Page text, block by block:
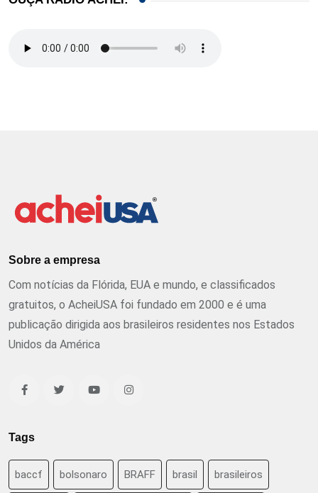
Sobre a empresa
Com notícias da Flórida, EUA e mundo, e classificados
gratuitos, o AcheiUSA foi fundado em 2000 e é uma
publicação dirigida aos brasileiros residentes nos Estados
Unidos da América
Tags
baccf bolsonaro BRAFF brasil brasileiros